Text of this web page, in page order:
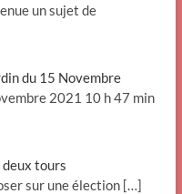
un sujet de
du 15 Novembre
2021 10 h 47 min
tours
sur une élection […]